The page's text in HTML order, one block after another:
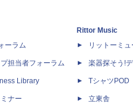
ーラム
担当者フォーラム
Library
ナー
Rittor Music
リットーミュ
楽器探そう!
Tシャツ
立東舎